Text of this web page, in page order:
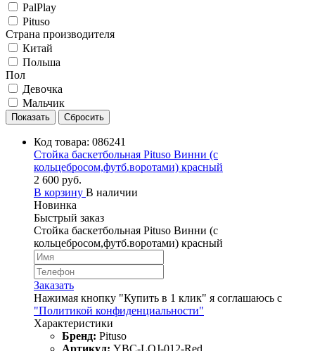
PalPlay
Pituso
Страна производителя
Китай
Польша
Пол
Девочка
Мальчик
Код товара: 086241
Стойка баскетбольная Pituso Винни (с
кольцебросом,футб.воротами) красный
2 600 руб.
В корзину В наличии
Новинка
Быстрый заказ
Стойка баскетбольная Pituso Винни (с
кольцебросом,футб.воротами) красный
Заказать
Нажимая кнопку "Купить в 1 клик" я соглашаюсь с
"Политикой конфиденциальности"
Характеристики
Бренд: Pituso
Артикул: YBC-LQJ-012-Red